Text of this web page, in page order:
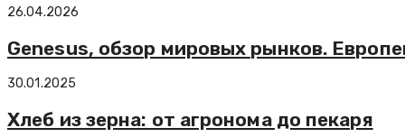
26.04.2026
Genesus, обзор мировых рынков.
30.01.2025
Хлеб из зерна: от агронома до пекаря